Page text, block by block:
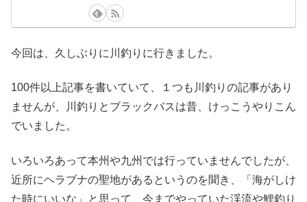
今回は、久しぶりに川釣りに行きました。
100件以上記事を書いていて、１つも川釣りの記事があり
ませんが、川釣りとブラックバスは昔、けっこうやりこん
でいました。
いろいろあって本州や九州では行っていませんでしたが、
近所にヘラブナの聖地があるというのを聞き、「海がしけ
た時にいいな」と思って、今までやっていた渓流や鯉釣り